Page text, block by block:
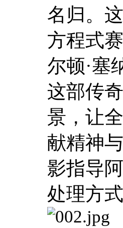
名归。
方程式
尔顿·塞
这部传
景，让
献精神
影指导
处理方式